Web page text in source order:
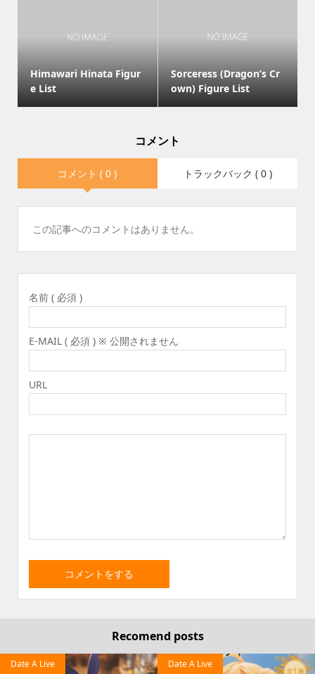
Himawari Hinata Figur
e List
Sorceress (Dragon’s Cr
own) Figure List
コメント
コメント ( 0 ) トラックバック ( 0 )
この記事へのコメントはありません。
名前 ( 必須 )
E-MAIL ( 必須 ) ※ 公開されません
URL
Recomend posts
Date A Live Date A Live